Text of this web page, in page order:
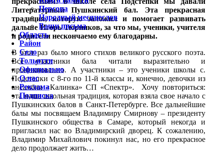
Литературный Пушкинский бал. Эта прекрасная
традиция, которую заложил и помогает развивать
дальше Игорь Тюрников, за что мы, ученики, учителя
и родители нескончаемо ему благодарны.
В этот раз было много стихов великого русского поэта.
Все участники бала читали выразительно и
проникновенно. А участники – это ученики школы с.
Подстепки с 8-го по 11-й классы и, конечно, девочки из
ансамбля «Калинка» СП «Спектр». Хочу повториться:
эта наша школьная традиция, которая взяла свое начало с
Пушкинских балов в Санкт-Петербурге. Все дальнейшие
балы мы посвящаем Владимиру Смирнову – президенту
Пушкинского общества в Самаре, который некогда и
пригласил нас во Владимирский дворец. К сожалению,
Владимир Михайлович покинул нас, но его прекрасное
дело продолжает жить…
Персона
Народный месяцеслов
Ваши письма
Область
Район
Село
Тольятти
Официально
О нас
Реклама
Подписка